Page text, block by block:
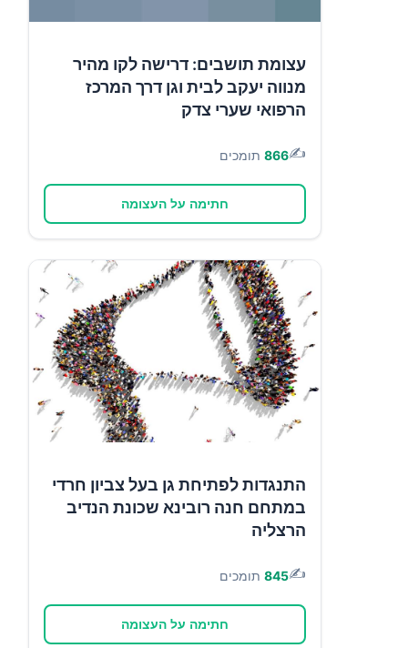
עצומת תושבים: דרישה לקו מהיר
מנווה יעקב לבית וגן דרך המרכז
הרפואי שערי צדק
✍️
866 תומכים
חתימה על העצומה
התנגדות לפתיחת גן בעל צביון חרדי
במתחם חנה רובינא שכונת הנדיב
הרצליה
✍️
845 תומכים
חתימה על העצומה